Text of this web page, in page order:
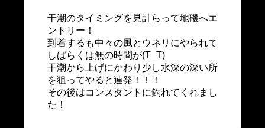
干潮のタイミングを見計らって地磯へエ
ントリー！
到着するも中々の風とウネリにやられて
しばらくは無の時間が(T_T)
干潮から上げにかわり少し水深の深い所
を狙ってやると連発！！！
その後はコンスタントに釣れてくれまし
た！